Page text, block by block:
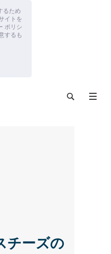
るため
イトを
ポリシ
するも
チーズの